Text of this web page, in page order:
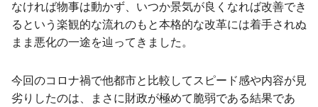
なければ物事は動かず、いつか景気が良くなれば改善でき
るという楽観的な流れのもと本格的な改革には着手されぬ
まま悪化の一途を辿ってきました。
今回のコロナ禍で他都市と比較してスピード感や内容が見
劣りしたのは、まさに財政が極めて脆弱である結果であ